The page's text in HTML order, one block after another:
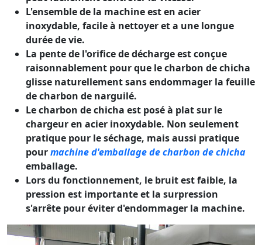
L'ensemble de la machine est en acier
inoxydable, facile à nettoyer et a une longue
durée de vie.
La pente de l'orifice de décharge est conçue
raisonnablement pour que le charbon de chicha
glisse naturellement sans endommager la feuille
de charbon de narguilé.
Le charbon de chicha est posé à plat sur le
chargeur en acier inoxydable. Non seulement
pratique pour le séchage, mais aussi pratique
pourmachine d'emballage de charbon de chicha
emballage.
Lors du fonctionnement, le bruit est faible, la
pression est importante et la surpression
s'arrête pour éviter d'endommager la machine.